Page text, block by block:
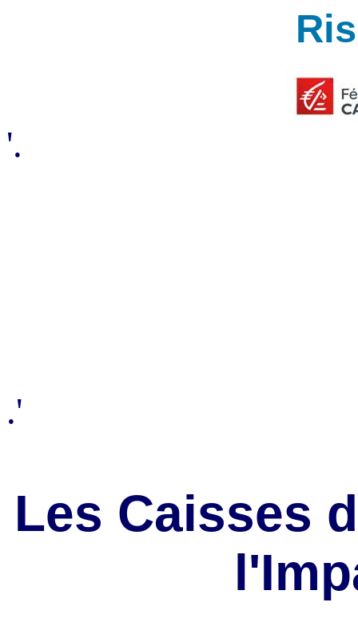
'.
.'
Les Caisses